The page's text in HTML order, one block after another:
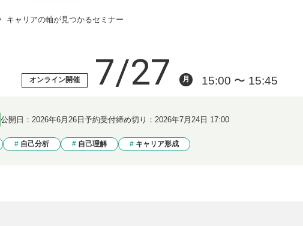
キャリアの軸が見つかるセミナー
オンライン開催 7/27 月 15:00 〜 15:45
公開日： 2026年6月26日 予約受付締め切り： 2026年7月24日 17:00
自己分析 自己理解 キャリア形成